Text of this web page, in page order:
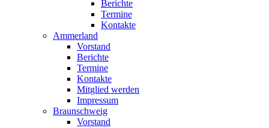
Berichte
Termine
Kontakte
Ammerland
Vorstand
Berichte
Termine
Kontakte
Mitglied werden
Impressum
Braunschweig
Vorstand